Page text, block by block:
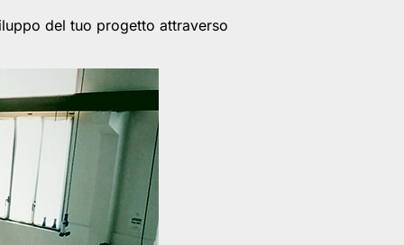
del tuo progetto attraverso